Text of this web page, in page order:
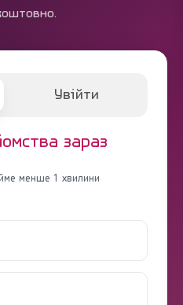
Увійти
зараз
менше 1 хвилини